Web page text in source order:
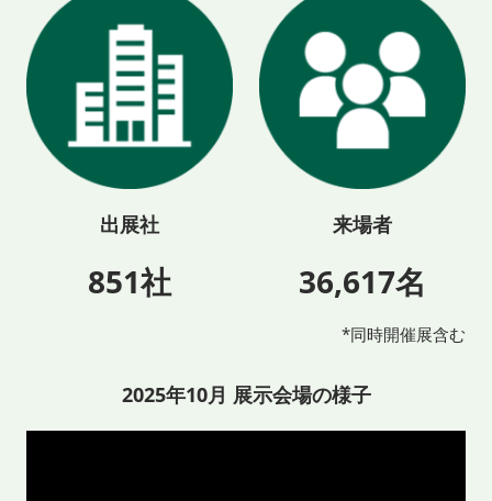
出展社
851社
来場者
36,617名
*同時開催展含む
2025年10月 展示会場の様子